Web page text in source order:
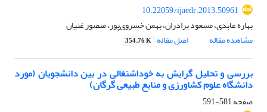
10.22059/ijaedr.2013.50961
بهاره عابدی، مسعود برادران، بهمن خسروی‌پور، منصور غنیان
مشاهده مقاله
اصل مقاله 354.76 K
بررسی و تحلیل گرایش به خوداشتغالی در بین دانشجویان (مورد
دانشگاه علوم کشاورزی و منابع طبیعی گرگان)
صفحه581-591